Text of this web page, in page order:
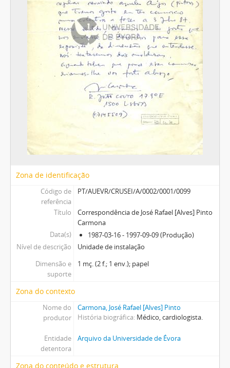
Zona de identificação
Código de
referência
PT/AUEVR/CRUSEI/A/0002/0001/0099
Título
Correspondência de José Rafael [Alves] Pinto
Carmona
Data(s)
1987-03-16 - 1997-09-09 (Produção)
Nível de descrição
Unidade de instalação
Dimensão e
suporte
1 mç. (2 f.; 1 env.); papel
Zona do contexto
Nome do
produtor
Carmona, José Rafael [Alves] Pinto
História biográfica Médico, cardiologista.
Entidade
detentora
Arquivo da Universidade de Évora
Zona do conteúdo e estrutura